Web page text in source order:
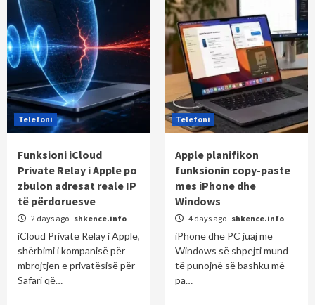
Telefoni
Funksioni iCloud
Private Relay i Apple po
zbulon adresat reale IP
të përdoruesve
2 days ago shkence.info
iCloud Private Relay i Apple,
shërbimi i kompanisë për
mbrojtjen e privatësisë për
Safari që…
Telefoni
Apple planifikon
funksionin copy-paste
mes iPhone dhe
Windows
4 days ago shkence.info
iPhone dhe PC juaj me
Windows së shpejti mund
të punojnë së bashku më
pa…